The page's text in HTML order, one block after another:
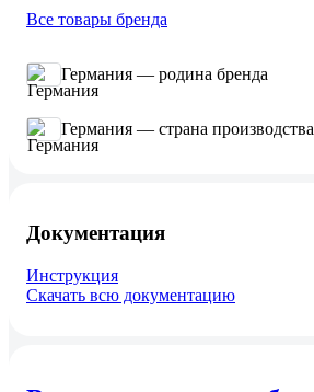
Все товары бренда
Германия — родина бренда
Германия — страна производства
Документация
Инструкция
Скачать всю документацию